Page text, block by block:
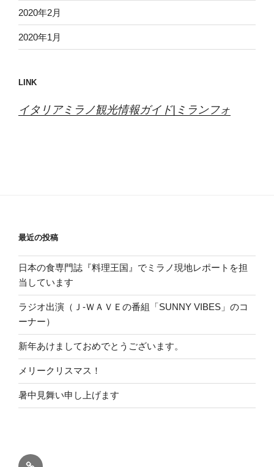
2020年2月
2020年1月
LINK
イタリアミラノ観光情報ガイド|ミランフォ
最近の投稿
日本の食専門誌『料理王国』でミラノ現地レポートを担
当しています
ラジオ出演（Ｊ-ＷＡＶＥの番組「SUNNY VIBES」のコ
ーナー）
新年あけましておめでとうございます。
メリークリスマス！
暑中見舞い申し上げます
ホ